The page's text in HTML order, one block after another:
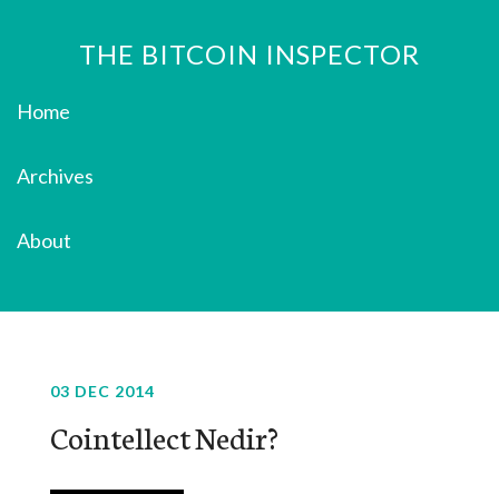
THE BITCOIN INSPECTOR
Home
Archives
About
03 DEC 2014
Cointellect Nedir?